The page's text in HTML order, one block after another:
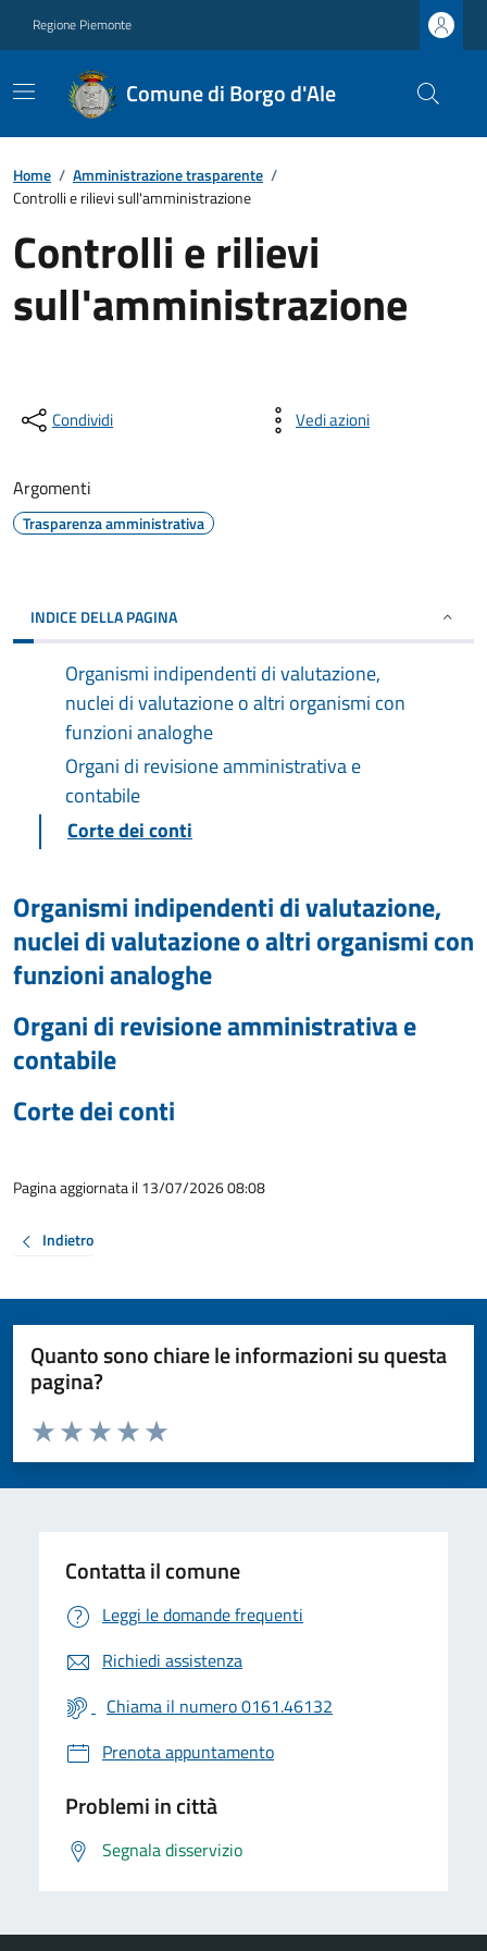
Regione Piemonte
Comune di Borgo d'Ale
Home / Amministrazione trasparente /
Controlli e rilievi sull'amministrazione
Controlli e rilievi
sull'amministrazione
Condividi Vedi azioni
Argomenti
Trasparenza amministrativa
INDICE DELLA PAGINA
Organismi indipendenti di valutazione,
nuclei di valutazione o altri organismi con
funzioni analoghe
Organi di revisione amministrativa e
contabile
Corte dei conti
Organismi indipendenti di valutazione,
nuclei di valutazione o altri organismi con
funzioni analoghe
Organi di revisione amministrativa e
contabile
Corte dei conti
Pagina aggiornata il 13/07/2026 08:08
Indietro
Quanto sono chiare le informazioni su questa
pagina?
Valuta da 1 a 5 stelle la pagina
Valuta 5 stelle su 5
Valuta 4 stelle su 5
Valuta 3 stelle su 5
Valuta 2 stelle su 5
Valuta 1 stelle su 5
Contatta il comune
Leggi le domande frequenti
Richiedi assistenza
Chiama il numero 0161.46132
Prenota appuntamento
Problemi in città
Segnala disservizio